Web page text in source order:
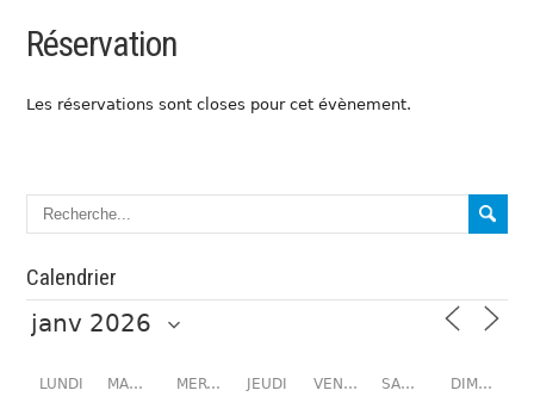
Réservation
Les réservations sont closes pour cet évènement.
Calendrier
LUNDI MARDI MERCREDI JEUDI VENDREDI SAMEDI DIMANCHE